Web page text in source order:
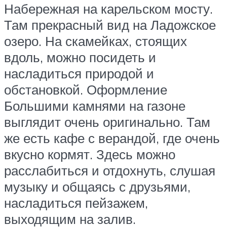
Набережная на карельском мосту.
Там прекрасный вид на Ладожское
озеро. На скамейках, стоящих
вдоль, можно посидеть и
насладиться природой и
обстановкой. Оформление
Большими камнями на газоне
выглядит очень оригинально. Там
же есть кафе с верандой, где очень
вкусно кормят. Здесь можно
расслабиться и отдохнуть, слушая
музыку и общаясь с друзьями,
насладиться пейзажем,
выходящим на залив.